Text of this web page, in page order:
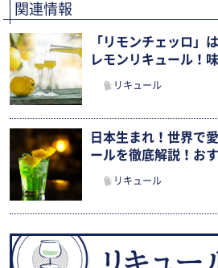
関連情報
「リモンチェッロ」
レモンリキュール！
リキュール
日本生まれ！世界で
ールを徹底解説！お
リキュール